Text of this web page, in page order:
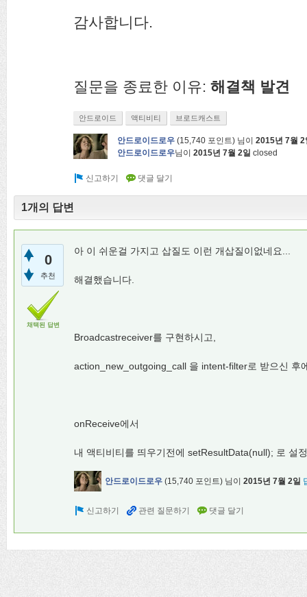
감사합니다.
질문을 종료한 이유: 해결책 발견
안드로이드 액티비티 브로드캐스트
안드로이드로우 (15,740 포인트) 님이 2015년 7월 2
안드로이드로우님이 2015년 7월 2일 closed
1개의 답변
0
추천
채택된 답변
아 이 쉬운걸 가지고 삽질도 이런 개삽질이없네요...
해결했습니다.
Broadcastreceiver를 구현하시고,
action_new_outgoing_call 을 intent-filter로 받으신 후
onReceive에서
내 액티비티를 띄우기전에 setResultData(null); 로 설
안드로이드로우 (15,740 포인트) 님이 2015년 7월 2일